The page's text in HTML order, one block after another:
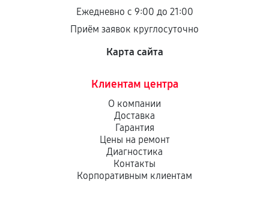
Ежедневно с 9:00 до 21:00
Приём заявок круглосуточно
Карта сайта
Клиентам центра
О компании
Доставка
Гарантия
Цены на ремонт
Диагностика
Контакты
Корпоративным клиентам